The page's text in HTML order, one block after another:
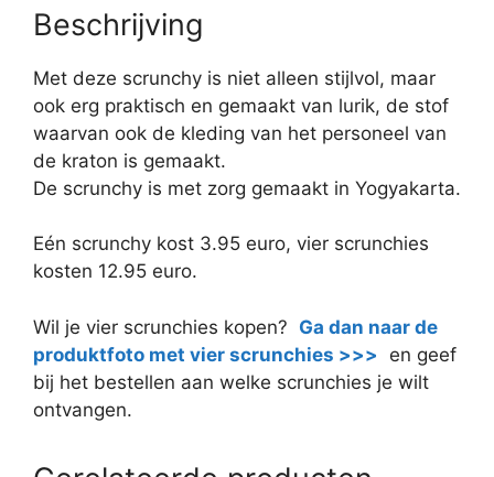
Beschrijving
Met deze scrunchy is niet alleen stijlvol, maar
ook erg praktisch en gemaakt van lurik, de stof
waarvan ook de kleding van het personeel van
de kraton is gemaakt.
De scrunchy is met zorg gemaakt in Yogyakarta.
Eén scrunchy kost 3.95 euro, vier scrunchies
kosten 12.95 euro.
Wil je vier scrunchies kopen? Ga dan naar de
produktfoto met vier scrunchies >>> en geef
bij het bestellen aan welke scrunchies je wilt
ontvangen.